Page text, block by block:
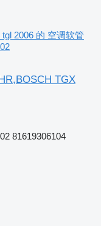
2006 的 空调软管
TGX
81619306104